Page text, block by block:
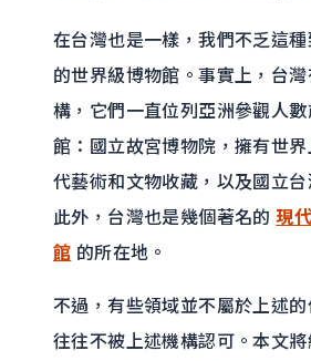
在台灣也是一樣，我們不乏這
的世界級博物館。事實上，台
構，它們一直位列亞洲參觀人
館：國立故宮博物院，擁有世
代藝術和文物收藏，以及國立台
此外，台灣也是幾個著名的現
館 的所在地。
不過，有些領域並不屬於上述
往往不被上述機構認可。本文